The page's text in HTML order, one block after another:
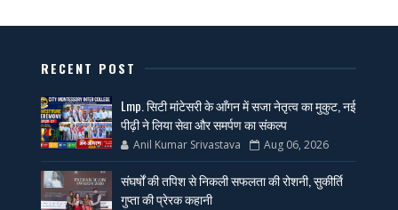
RECENT POST
Lmp. सिटी मांटेसरी के आँगन में सजा नेतृत्व का मुकुट, नई
पीढ़ी ने लिया सेवा और समर्पण का संकल्प
Anil Kumar Srivastava Aug 06, 2026
संघर्षों की तपिश से निकली सफलता की रोशनी, सुकीर्ति
गुप्ता की प्रेरक कहानी